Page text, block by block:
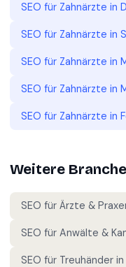
SEO für Zahnärzte in
SEO für Zahnärzte in
SEO für Zahnärzte in
SEO für Zahnärzte in
SEO für Zahnärzte in
Weitere
SEO für Ärzte &
SEO für Anwälte &
SEO für Treuhänder in